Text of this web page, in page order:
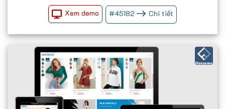
Xem demo #45182 Chi tiết